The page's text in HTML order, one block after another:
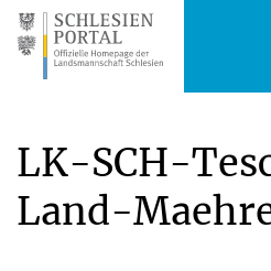
LK-SCH-
Land-